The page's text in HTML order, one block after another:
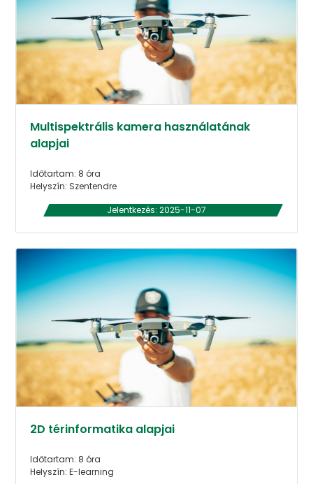
Multispektrális kamera használatának
alapjai
Időtartam: 8 óra
Helyszín: Szentendre
Jelentkezés: 2025-11-07
2D térinformatika alapjai
Időtartam: 8 óra
Helyszín: E-learning